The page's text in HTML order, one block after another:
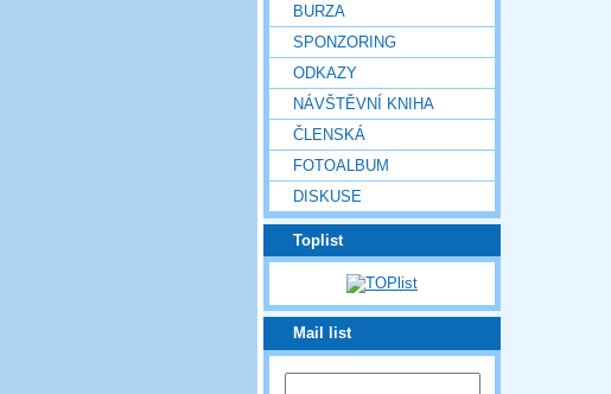
BURZA
SPONZORING
ODKAZY
NÁVŠTĚVNÍ KNIHA
ČLENSKÁ
FOTOALBUM
DISKUSE
Toplist
Mail list